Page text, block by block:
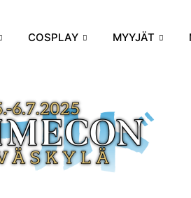
COSPLAY MYYJÄT